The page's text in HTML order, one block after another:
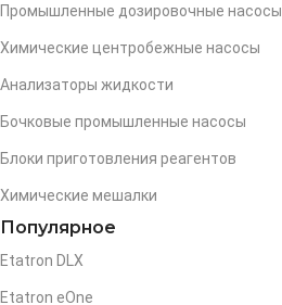
Промышленные дозировочные насосы
Химические центробежные насосы
Анализаторы жидкости
Бочковые промышленные насосы
Блоки приготовления реагентов
Химические мешалки
Популярное
Etatron DLX
Etatron eOne